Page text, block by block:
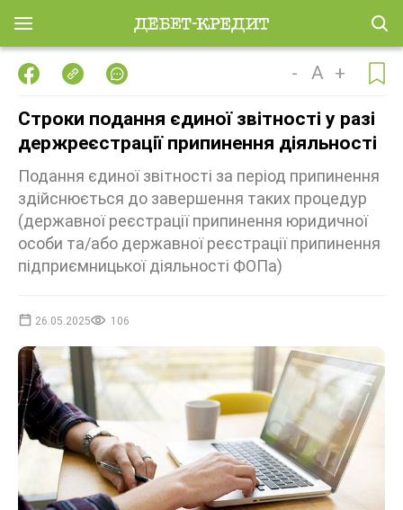
- A +
Строки подання єдиної звітності у разі
держреєстрації припинення діяльності
Подання єдиної звітності за період припинення
здійснюється до завершення таких процедур
(державної реєстрації припинення юридичної
особи та/або державної реєстрації припинення
підприємницької діяльності ФОПа)
26.05.2025 106